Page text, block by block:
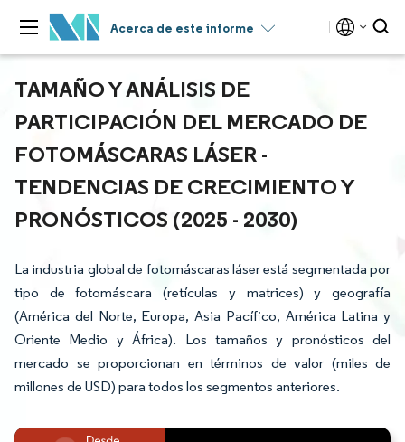
Acerca de este informe
TAMAÑO Y ANÁLISIS DE
PARTICIPACIÓN DEL MERCADO DE
FOTOMÁSCARAS LÁSER -
TENDENCIAS DE CRECIMIENTO Y
PRONÓSTICOS (2025 - 2030)
La industria global de fotomáscaras láser está segmentada por
tipo de fotomáscara (retículas y matrices) y geografía
(América del Norte, Europa, Asia Pacífico, América Latina y
Oriente Medio y África). Los tamaños y pronósticos del
mercado se proporcionan en términos de valor (miles de
millones de USD) para todos los segmentos anteriores.